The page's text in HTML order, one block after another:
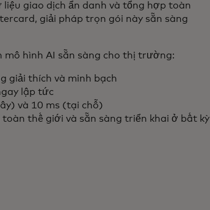
giao dịch ẩn danh và tổng hợp toàn
giải pháp trọn gói này sẵn sàng
mô hình AI sẵn sàng cho thị trường:
giải thích và minh bạch
lập tức
và 10 ms (tại chỗ)
thế giới và sẵn sàng triển khai ở bất kỳ